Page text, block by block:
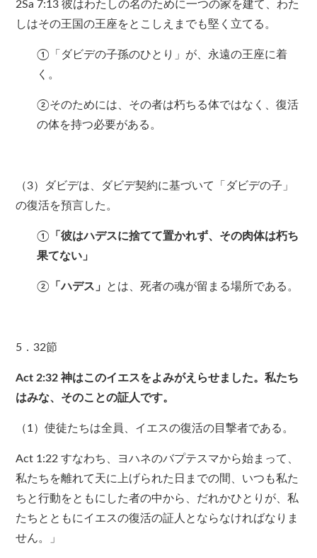
2Sa 7:13 彼はわたしの名のために一つの家を建て、わた
しはその王国の王座をとこしえまでも堅く立てる。
①「ダビデの子孫のひとり」が、永遠の王座に着
く。
②そのためには、その者は朽ちる体ではなく、復活
の体を持つ必要がある。
（3）ダビデは、ダビデ契約に基づいて「ダビデの子」
の復活を預言した。
① 「彼はハデスに捨てて置かれず、その肉体は朽ち
果てない」
② 「ハデス」 とは、死者の魂が留まる場所である。
5．32節
Act 2:32神はこのイエスをよみがえらせました。私たち
はみな、そのことの証人です。
（1）使徒たちは全員、イエスの復活の目撃者である。
Act 1:22 すなわち、ヨハネのバプテスマから始まって、
私たちを離れて天に上げられた日までの間、いつも私た
ちと行動をともにした者の中から、だれかひとりが、私
たちとともにイエスの復活の証人とならなければなりま
せん。」